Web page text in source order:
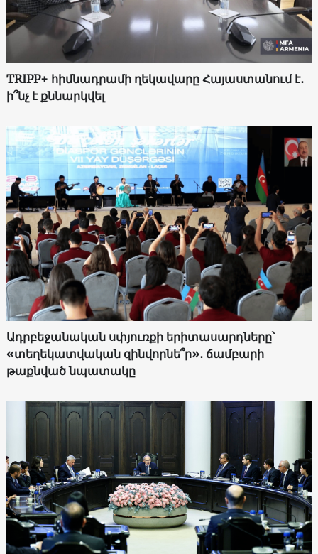
TRIPP+ հիմնադրամի ղեկավարը Հայաստանում է․
ի՞նչ է քննարկվել
Ադրբեջանական սփյուռքի երիտասարդները՝
«տեղեկատվական զինվորնե՞ր»․ ճամբարի
թաքնված նպատակը